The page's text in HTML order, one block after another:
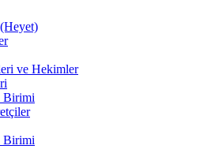
ve Hekimler
Birimi
Birimi